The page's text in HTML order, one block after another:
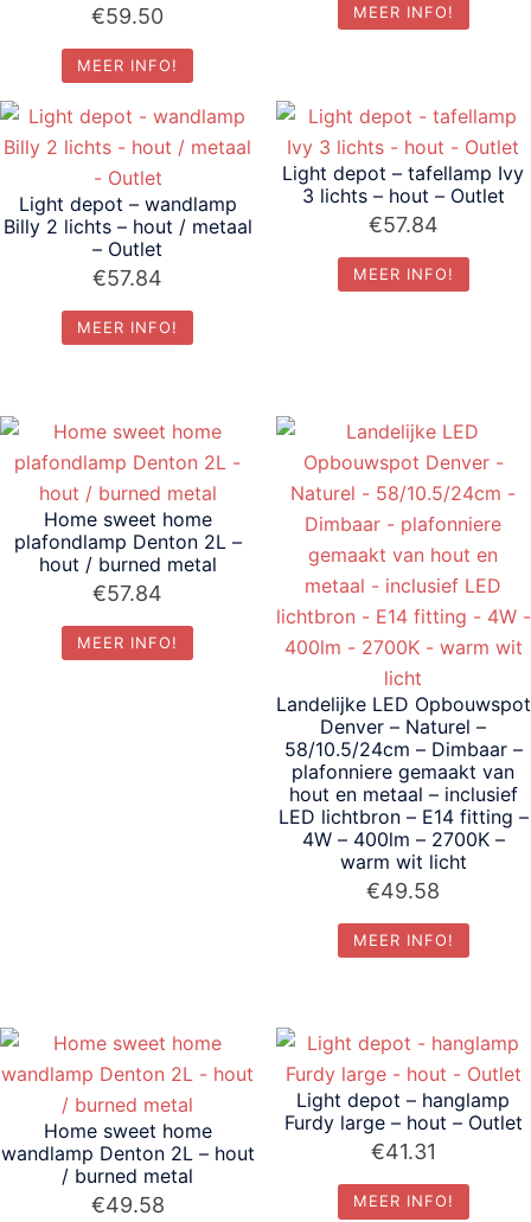
€59.50
MEER INFO!
MEER INFO!
Light depot – wandlamp
Billy 2 lichts – hout / metaal
– Outlet
€57.84
MEER INFO!
Light depot – tafellamp Ivy
3 lichts – hout – Outlet
€57.84
MEER INFO!
Home sweet home
plafondlamp Denton 2L –
hout / burned metal
€57.84
MEER INFO!
Landelijke LED Opbouwspot
Denver – Naturel –
58/10.5/24cm – Dimbaar –
plafonniere gemaakt van
hout en metaal – inclusief
LED lichtbron – E14 fitting –
4W – 400lm – 2700K –
warm wit licht
€49.58
MEER INFO!
Home sweet home
wandlamp Denton 2L – hout
/ burned metal
€49.58
Light depot – hanglamp
Furdy large – hout – Outlet
€41.31
MEER INFO!